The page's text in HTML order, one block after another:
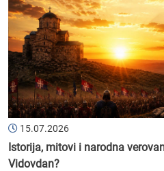
15.07.2026
Istorija, mitovi i narodna
Vidovdan?